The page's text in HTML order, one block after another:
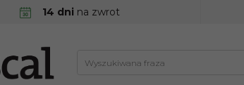
14 dni na zwrot